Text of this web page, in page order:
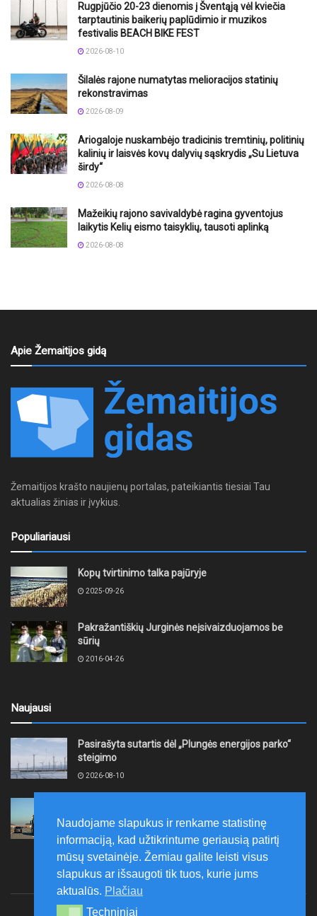
Rugpjūčio 20-23 dienomis į Šventąją vėl kviečia
tarptautinis baikerių paplūdimio ir muzikos
festivalis BEACH BIKE FEST
2026-08-10
Šilalės rajone numatytas melioracijos statinių
rekonstravimas
2026-08-09
Ariogaloje nuskambėjo tradicinis tremtinių, politinių
kalinių ir laisvės kovų dalyvių sąskrydis „Su Lietuva
širdy“
2026-08-08
Mažeikių rajono savivaldybė ragina gyventojus
laikytis Kelių eismo taisyklių, tausoti aplinką
2026-08-08
Apie Žemaitijos gidą
Žemaitijos krašto naujienų portalas, pateikiantis tiesiai Tau
aktualias žinias ir įvykius.
Populiariausi
Kopų tvirtinimo talka pajūryje
2025-09-26
Pakražantiškių Jurginės neįsivaizduojamos be
sūrių
2016-04-26
Naujausi
Pasirašyta sutartis dėl „Plungės energijos parko“
steigimo
2026-08-10
degalinėse sumažėjo
2026-08-10
Naudojame slapukus ir renkame statistinę
informaciją, kad užtikrintume geriausią patirtį
mūsų svetainėje. Žemiau galite leisti visus
slapukus ar išsaugoti tik tuos, kurie jums
aktualūs. Plačiau
Techniniai
Techniniai